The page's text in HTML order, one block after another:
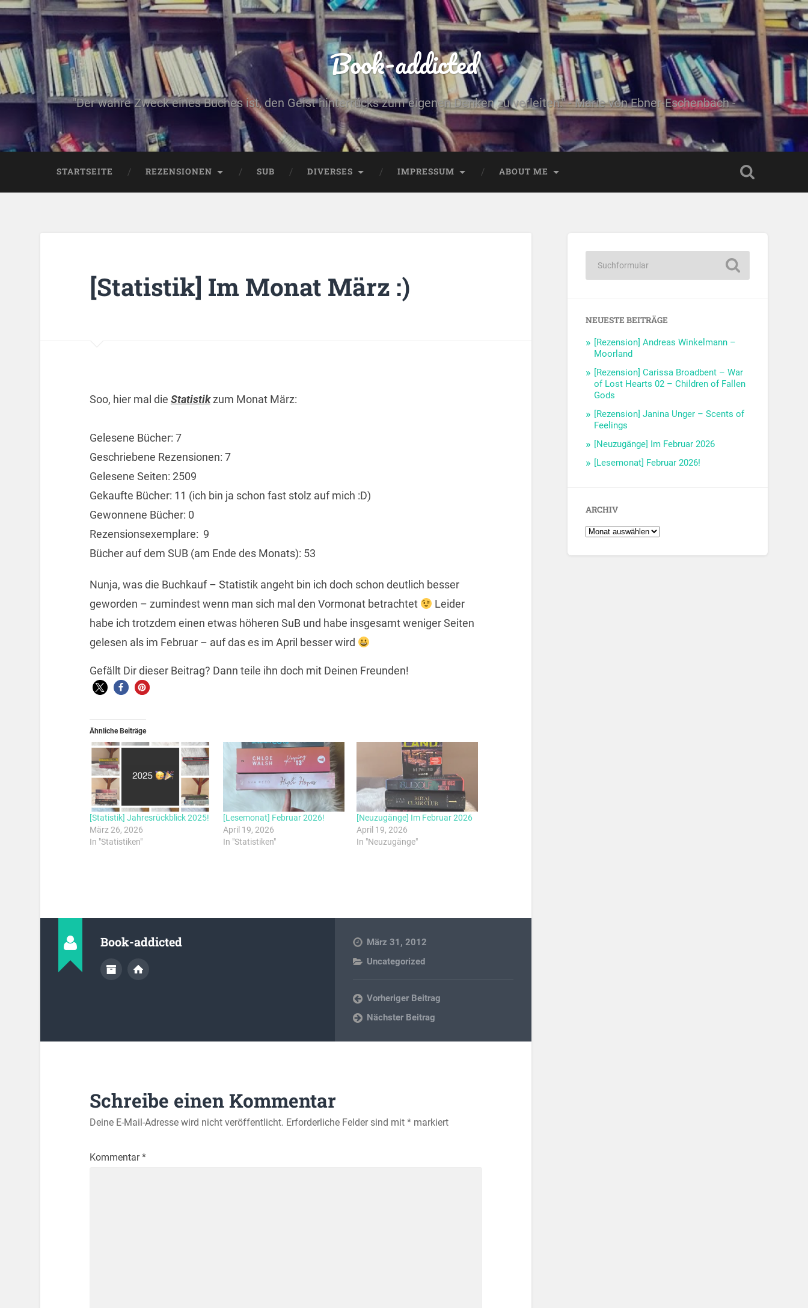
Book-addicted
"Der wahre Zweck eines Buches ist, den Geist hinterrücks zum eigenen Denken zu verleiten." - Marie von Ebner-Eschenbach -
STARTSEITE REZENSIONEN SUB DIVERSES IMPRESSUM ABOUT ME
[Statistik] Im Monat März :)
Soo, hier mal die Statistikzum Monat März:
Gelesene Bücher: 7
Geschriebene Rezensionen: 7
Gelesene Seiten: 2509
Gekaufte Bücher: 11 (ich bin ja schon fast stolz auf mich :D)
Gewonnene Bücher: 0
Rezensionsexemplare: 9
Bücher auf dem SUB (am Ende des Monats): 53
Nunja, was die Buchkauf – Statistik angeht bin ich doch schon deutlich besser
geworden – zumindest wenn man sich mal den Vormonat betrachtet
Leider
habe ich trotzdem einen etwas höheren SuB und habe insgesamt weniger Seiten
gelesen als im Februar – auf das es im April besser wird
Gefällt Dir dieser Beitrag? Dann teile ihn doch mit Deinen Freunden!
Ähnliche Beiträge
[Statistik] Jahresrückblick 2025!
März 26, 2026
In "Statistiken"
[Lesemonat] Februar 2026!
April 19, 2026
In "Statistiken"
[Neuzugänge] Im Februar 2026
April 19, 2026
In "Neuzugänge"
Book-addicted
März 31, 2012
Uncategorized
Vorheriger Beitrag
Nächster Beitrag
Schreibe einen Kommentar
Deine E-Mail-Adresse wird nicht veröffentlicht. Erforderliche Felder sind mit *markiert
Kommentar*
NEUESTE BEITRÄGE
[Rezension] Andreas Winkelmann –
Moorland
[Rezension] Carissa Broadbent – War
of Lost Hearts 02 – Children of Fallen
Gods
[Rezension] Janina Unger – Scents of
Feelings
[Neuzugänge] Im Februar 2026
[Lesemonat] Februar 2026!
ARCHIV